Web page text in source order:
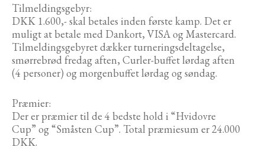
Tilmeldingsgebyr:
DKK 1.600,- skal betales inden første kamp. Det er
muligt at betale med Dankort, VISA og Mastercard.
Tilmeldingsgebyret dækker turneringsdeltagelse,
smørrebrød fredag aften, Curler-buffet lørdag aften
(4 personer) og morgenbuffet lørdag og søndag.
Præmier:
Der er præmier til de 4 bedste hold i “Hvidovre
Cup” og “Småsten Cup”. Total præmiesum er 24.000
DKK.